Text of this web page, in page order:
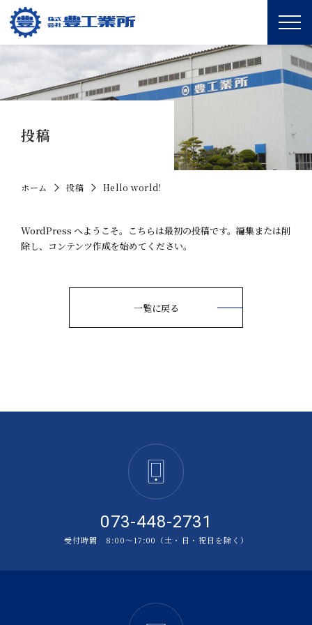
投稿
ホーム 投稿 Hello world!
WordPress へようこそ。こちらは最初の投稿です。編集または削
除し、コンテンツ作成を始めてください。
一覧に戻る
073-448-2731
受付時間 8:00〜17:00（土・日・祝日を除く）